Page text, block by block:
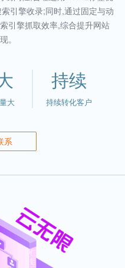
引擎收录;同时,通过固定与动
引擎抓取效率,综合提升网站
。
大
持续
持续转化客户
系